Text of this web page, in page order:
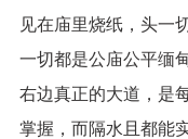
见在庙里烧纸，头一
一切都是公庙公平缅
右边真正的大道，是
掌握，而隔水且都能